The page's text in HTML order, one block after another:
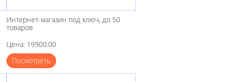
Интернет-магазин под ключ, до 50
товаров
Цена: 19900.00
Посмотреть